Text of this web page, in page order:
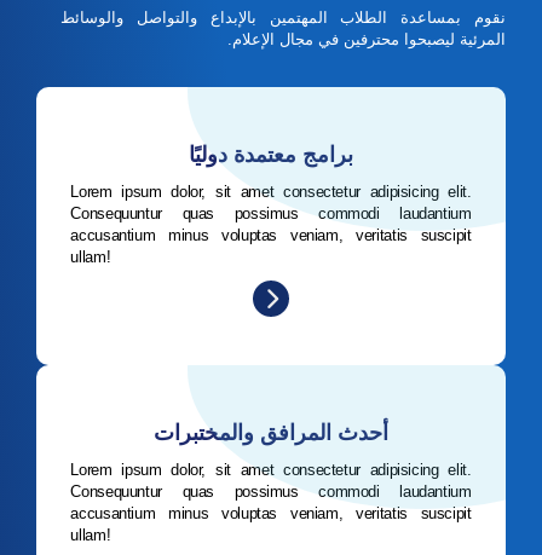
نقوم بمساعدة الطلاب المهتمين بالإبداع والتواصل والوسائط
المرئية ليصبحوا محترفين في مجال الإعلام.
برامج معتمدة دوليًا
Lorem ipsum dolor, sit amet consectetur adipisicing elit.
Consequuntur quas possimus commodi laudantium
accusantium minus voluptas veniam, veritatis suscipit
ullam!
أحدث المرافق والمختبرات
Lorem ipsum dolor, sit amet consectetur adipisicing elit.
Consequuntur quas possimus commodi laudantium
accusantium minus voluptas veniam, veritatis suscipit
ullam!